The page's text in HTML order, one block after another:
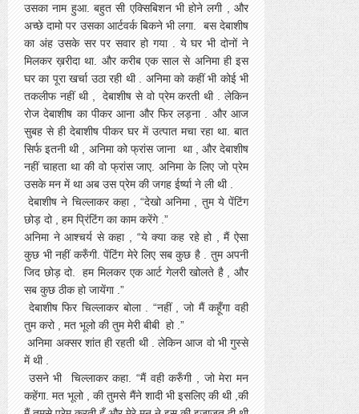
उसका नाम हुआ. बहुत सी एक्सिबिशन भी होने लगी , और
अच्छे दामो पर उसका आर्टवर्क बिकने भी लगा. बस देबाशीष
का अंह उसके सर पर सवार हो गया . ये घर भी दोनों ने
मिलकर ख़रीदा था. और करीब एक साल से अनिमा ही इस
घर का पूरा खर्चा उठा रही थी . अनिमा को कहीं भी कोई भी
तकलीफ नहीं थी , देबाशीष से वो प्रेम करती थी . लेकिन
रोज देबाशीष का पीकर आना और फिर लड़ना . और आज
सुबह से ही देबाशीष पीकर घर में उत्पात मचा रहा था. बात
सिर्फ इतनी थी , अनिमा को फ्रांस जाना था , और देबाशीष
नहीं चाहता था की वो फ्रांस जाए. अनिमा के लिए जो प्रेम
उसके मन में था अब उस प्रेम की जगह ईर्ष्या ने ली थी .
देबाशीष ने चिल्लाकर कहा , “देखो अनिमा , तुम ये पेंटिंग
छोड़ दो , हम प्रिंटिंग का काम करेंगे .”
अनिमा ने आश्चर्य से कहा , “ये क्या कह रहे हो , मैं ऐसा
कुछ भी नहीं करुँगी. पेंटिंग मेरे लिए सब कुछ है . तुम अपनी
जिद छोड़ दो. हम मिलकर एक आर्ट गेलरी खोलते है , और
सब कुछ ठीक हो जायेंगा .”
देबाशीष फिर चिल्लाकर बोला . “नहीं , जो मैं कहूँगा वही
तुम करो , मत भूलो की तुम मेरी बीबी हो .”
अनिमा अक्सर शांत ही रहती थी . लेकिन आज वो भी गुस्से
में थी .
उसने भी चिल्लाकर कहा. “मैं वही करुँगी , जो मेरा मन
कहेंगा. मत भूलो , की तुमसे मैंने शादी भी इसलिए की थी ,की